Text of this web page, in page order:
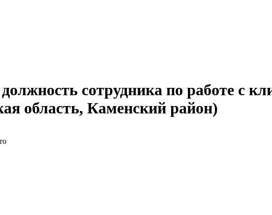
сотрудника по работе с
область, Каменский район)